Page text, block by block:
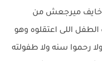
خايف ميرجعش من
اللى اعتقلوه وهو
رحموا سنه ولا طفولته